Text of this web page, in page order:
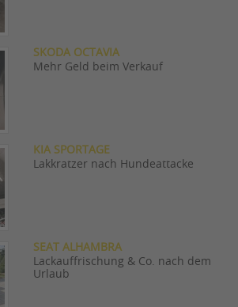
SKODA OCTAVIA
Mehr Geld beim Verkauf
KIA SPORTAGE
Lakkratzer nach Hundeattacke
SEAT ALHAMBRA
Lackauffrischung & Co. nach dem
Urlaub